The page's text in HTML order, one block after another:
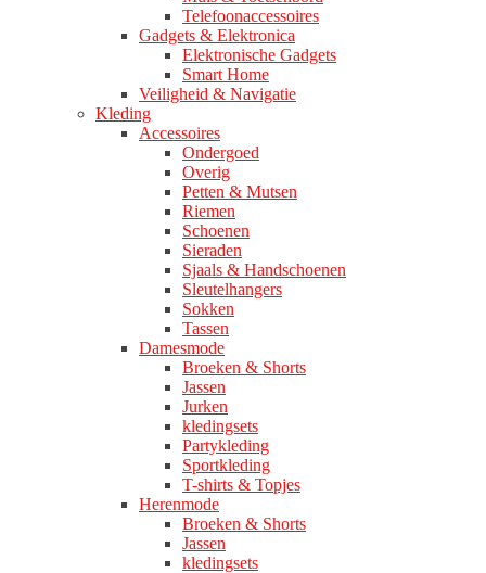
Telefoonaccessoires
Gadgets & Elektronica
Elektronische Gadgets
Smart Home
Veiligheid & Navigatie
Kleding
Accessoires
Ondergoed
Overig
Petten & Mutsen
Riemen
Schoenen
Sieraden
Sjaals & Handschoenen
Sleutelhangers
Sokken
Tassen
Damesmode
Broeken & Shorts
Jassen
Jurken
kledingsets
Partykleding
Sportkleding
T-shirts & Topjes
Herenmode
Broeken & Shorts
Jassen
kledingsets